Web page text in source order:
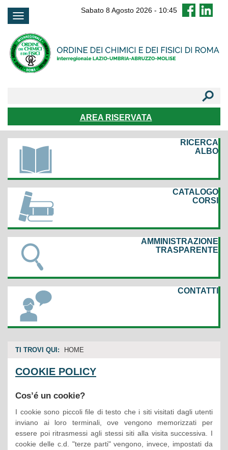
Sabato 8 Agosto 2026 - 10:45
AREA RISERVATA
FAQ
RICERCA
ALBO
CATALOGO
CORSI
AMMINISTRAZIONE
TRASPARENTE
CONTATTI
TI TROVI QUI: HOME
COOKIE POLICY
Cos’é un cookie?
I cookie sono piccoli file di testo che i siti visitati dagli utenti
inviano ai loro terminali, ove vengono memorizzati per
essere poi ritrasmessi agli stessi siti alla visita successiva. I
cookie delle c.d. "terze parti" vengono, invece, impostati da